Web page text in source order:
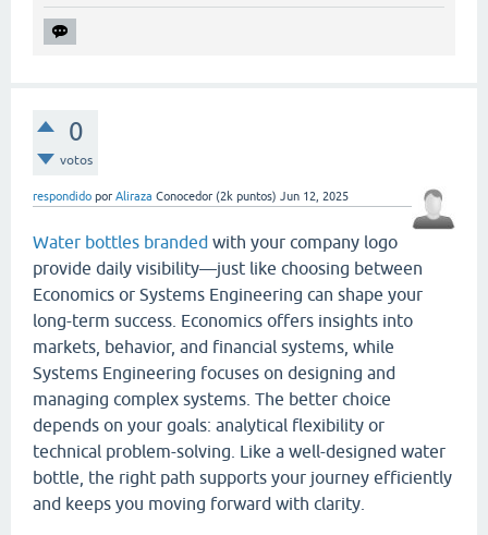
0
votos
respondido por Aliraza Conocedor (2k puntos) Jun 12, 2025
Water bottles branded with your company logo
provide daily visibility—just like choosing between
Economics or Systems Engineering can shape your
long-term success. Economics offers insights into
markets, behavior, and financial systems, while
Systems Engineering focuses on designing and
managing complex systems. The better choice
depends on your goals: analytical flexibility or
technical problem-solving. Like a well-designed water
bottle, the right path supports your journey efficiently
and keeps you moving forward with clarity.